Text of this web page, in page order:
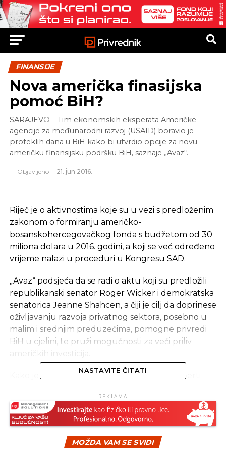
FINANSIJE
Nova američka finasijska
pomoć BiH?
SARAJEVO – Tim ekonomskih ek­sperata Američke
agencije za međunarodni razvoj (USAID) boravio je
prote­klih dana u BiH kako bi ut­vrdio opcije za novu
ame­ričku finansijsku podršku BiH, saznaje „Avaz“.
Objavljeno 21. jun 2016.
Riječ je o aktivnostima koje su u vezi s predloženim
zakonom o formiranju američko-
bosanskohercegovačkog fonda s budžetom od 30
miliona dolara u 2016. go­dini, a koji se već određeno
vrijeme nalazi u proceduri u Kongresu SAD.
„Avaz“ podsjeća da se radi o aktu koji su pre­dložili
republikanski sena­tor Roger Wicker i demokratska
se­natorica Jeanne Shahcen, a čiji je cilj da doprinese
oživljavanju raz­voja privatnog sektora, po­sebno u
malim i srednjim preduzećima, pomogne pri­vredi
BiH u cjelini, te pruži mogućnosti za veći priliv
Kako je preneseno „Avazu“, ekonomski eksperti
utvrđuje navedeni zakon te njegovu primjenji­vost
u BiH.
– Stručnjaci su BiH raz­matrali mogućnosti primjene
načina koji je predložen u Kongresu, ali i druge
NASTAVITE ČITATI
REKLAMA
MOŽDA VAM SE SVIDI